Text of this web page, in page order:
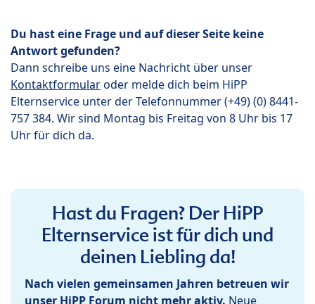
Du hast eine Frage und auf dieser Seite keine
Antwort gefunden?
Dann schreibe uns eine Nachricht über unser
Kontaktformularoder melde dich beim HiPP
Elternservice unter der Telefonnummer (+49) (0) 8441-
757 384. Wir sind Montag bis Freitag von 8 Uhr bis 17
Uhr für dich da.
Hast du Fragen? Der HiPP
Elternservice ist für dich und
deinen Liebling da!
Nach vielen gemeinsamen Jahren betreuen wir
unser HiPP Forum nicht mehr aktiv. Neue